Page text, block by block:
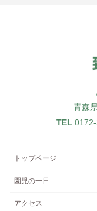
青森
TEL
トップページ
園児の一日
アクセス